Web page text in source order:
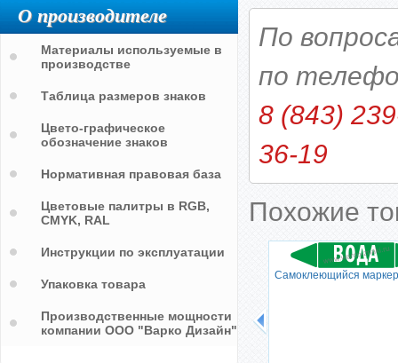
По
по
8 (843)
36-19
Похожие
"ПЕРЕГРЕТАЯ ВОДА"
Самоклеющийся
О производителе
Материалы используемые в
производстве
Таблица размеров знаков
Цвето-графическое
обозначение знаков
Нормативная правовая база
Цветовые палитры в RGB,
CMYK, RAL
Инструкции по эксплуатации
Упаковка товара
Производственные мощности
компании ООО "Варко Дизайн"